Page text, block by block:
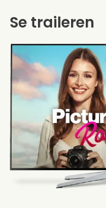
Se traileren